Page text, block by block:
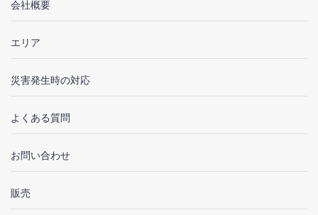
会社概要
エリア
災害発生時の対応
よくある質問
お問い合わせ
販売